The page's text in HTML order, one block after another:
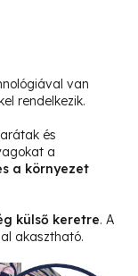
van
rendelkezik.
és
a
a környezet
külső keretre. A
akasztható.